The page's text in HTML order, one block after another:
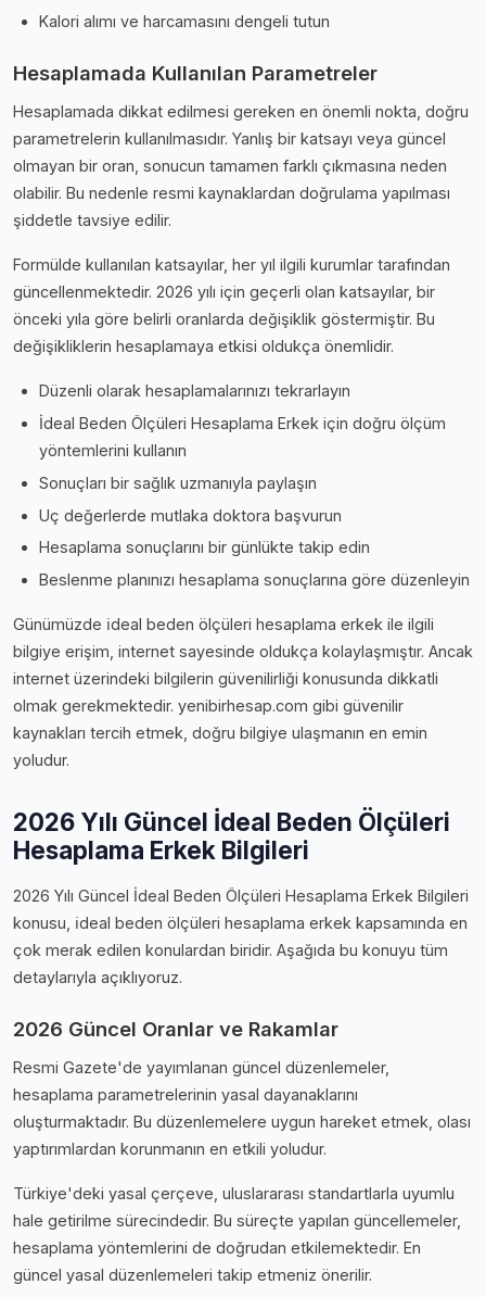
Kalori alımı ve harcamasını dengeli tutun
Hesaplamada Kullanılan Parametreler
Hesaplamada dikkat edilmesi gereken en önemli nokta, doğru
parametrelerin kullanılmasıdır. Yanlış bir katsayı veya güncel
olmayan bir oran, sonucun tamamen farklı çıkmasına neden
olabilir. Bu nedenle resmi kaynaklardan doğrulama yapılması
şiddetle tavsiye edilir.
Formülde kullanılan katsayılar, her yıl ilgili kurumlar tarafından
güncellenmektedir. 2026 yılı için geçerli olan katsayılar, bir
önceki yıla göre belirli oranlarda değişiklik göstermiştir. Bu
değişikliklerin hesaplamaya etkisi oldukça önemlidir.
Düzenli olarak hesaplamalarınızı tekrarlayın
İdeal Beden Ölçüleri Hesaplama Erkek için doğru ölçüm
yöntemlerini kullanın
Sonuçları bir sağlık uzmanıyla paylaşın
Uç değerlerde mutlaka doktora başvurun
Hesaplama sonuçlarını bir günlükte takip edin
Beslenme planınızı hesaplama sonuçlarına göre düzenleyin
Günümüzde i̇deal beden ölçüleri hesaplama erkek ile ilgili
bilgiye erişim, internet sayesinde oldukça kolaylaşmıştır. Ancak
internet üzerindeki bilgilerin güvenilirliği konusunda dikkatli
olmak gerekmektedir. yenibirhesap.com gibi güvenilir
kaynakları tercih etmek, doğru bilgiye ulaşmanın en emin
yoludur.
2026 Yılı Güncel İdeal Beden Ölçüleri
Hesaplama Erkek Bilgileri
2026 Yılı Güncel İdeal Beden Ölçüleri Hesaplama Erkek Bilgileri
konusu, i̇deal beden ölçüleri hesaplama erkek kapsamında en
çok merak edilen konulardan biridir. Aşağıda bu konuyu tüm
detaylarıyla açıklıyoruz.
2026 Güncel Oranlar ve Rakamlar
Resmi Gazete'de yayımlanan güncel düzenlemeler,
hesaplama parametrelerinin yasal dayanaklarını
oluşturmaktadır. Bu düzenlemelere uygun hareket etmek, olası
yaptırımlardan korunmanın en etkili yoludur.
Türkiye'deki yasal çerçeve, uluslararası standartlarla uyumlu
hale getirilme sürecindedir. Bu süreçte yapılan güncellemeler,
hesaplama yöntemlerini de doğrudan etkilemektedir. En
güncel yasal düzenlemeleri takip etmeniz önerilir.